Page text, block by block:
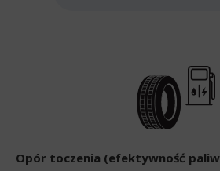
Opór toczenia (efektywność